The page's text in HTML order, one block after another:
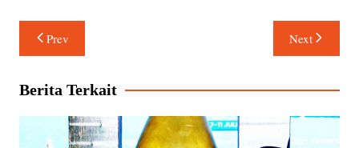
a
t
s
p
p
c
e
b
o
k
r
i
e
k
Navigasi
pos
Prev Next
Berita Terkait